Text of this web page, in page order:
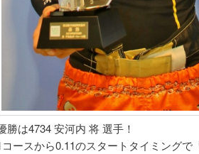
勝は4734 安河内 将 選手！
コースから0.11のスタートタイミング